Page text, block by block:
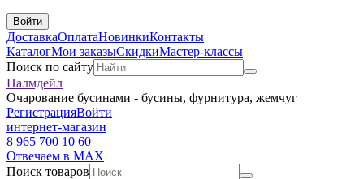
Войти
ДоставкаОплатаНовинкиКонтакты
КаталогМои заказыСкидкиМастер-классы
Поиск по сайту
Палмдейл
Очарование бусинами - бусины, фурнитура, жемчуг
РегистрацияВойти
интернет-магазин
8 965 700 10 60
Отвечаем в MAX
Поиск товаров